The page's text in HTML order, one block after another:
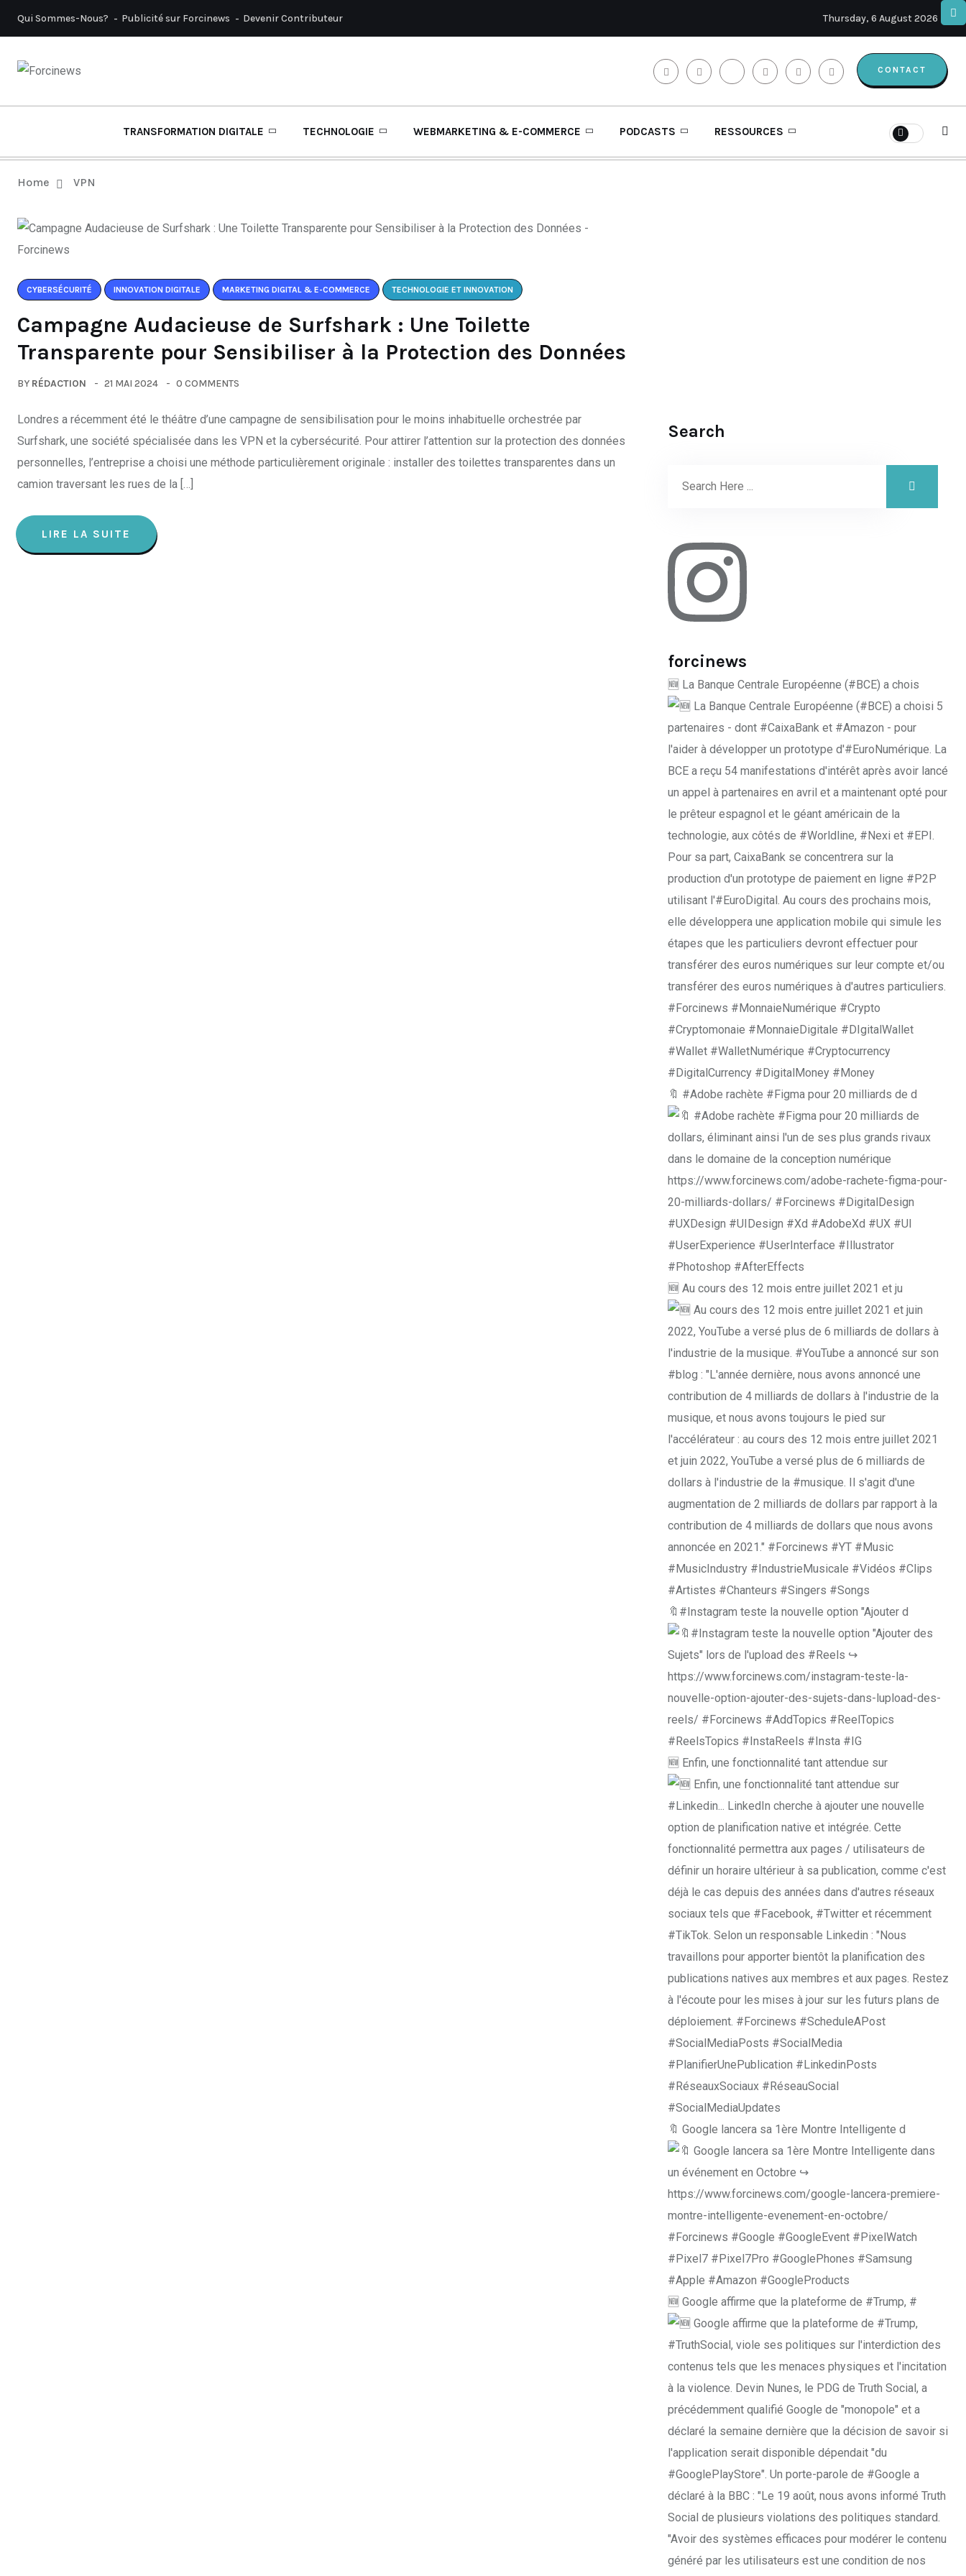
Qui Sommes-Nous? Publicité sur Forcinews Devenir Contributeur Thursday, 6 August 2026
CONTACT
TRANSFORMATION DIGITALE TECHNOLOGIE WEBMARKETING & E-COMMERCE PODCASTS RESSOURCES
Home VPN
CYBERSÉCURITÉ INNOVATION DIGITALE MARKETING DIGITAL & E-COMMERCE TECHNOLOGIE ET INNOVATION
Campagne Audacieuse de Surfshark : Une Toilette
Transparente pour Sensibiliser à la Protection des Données
BY RÉDACTION 21 MAI 2024 0 COMMENTS
Londres a récemment été le théâtre d’une campagne de sensibilisation pour le moins inhabituelle orchestrée par
Surfshark, une société spécialisée dans les VPN et la cybersécurité. Pour attirer l’attention sur la protection des données
personnelles, l’entreprise a choisi une méthode particulièrement originale : installer des toilettes transparentes dans un
camion traversant les rues de la […]
LIRE LA SUITE
Search
forcinews
🆕 La Banque Centrale Européenne (#BCE) a chois
🔖 #Adobe rachète #Figma pour 20 milliards de d
🆕 Au cours des 12 mois entre juillet 2021 et ju
🔖#Instagram teste la nouvelle option "Ajouter d
🆕 Enfin, une fonctionnalité tant attendue sur
🔖 Google lancera sa 1ère Montre Intelligente d
🆕 Google affirme que la plateforme de #Trump, #